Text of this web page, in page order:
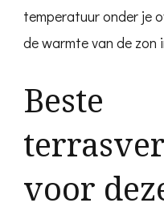
temperatuur onder je
de warmte van de zon
Beste
voor